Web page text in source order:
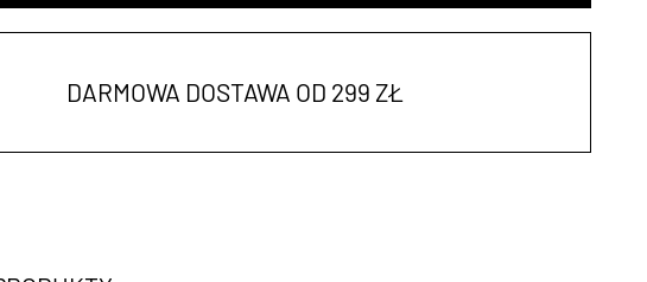
DARMOWA DOSTAWA OD 299 ZŁ